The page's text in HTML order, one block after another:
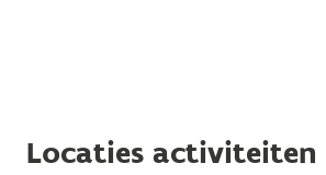
Locaties activiteiten